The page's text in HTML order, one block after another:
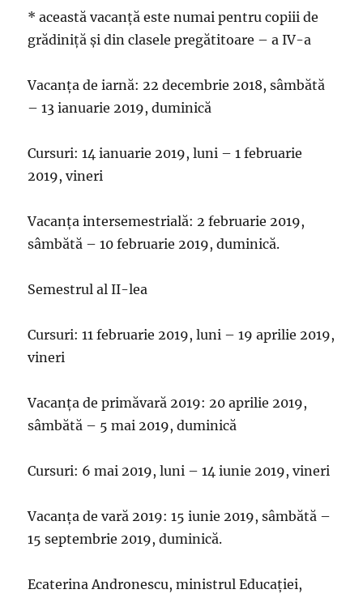
* această vacanță este numai pentru copiii de
grădiniță și din clasele pregătitoare – a IV-a
Vacanța de iarnă: 22 decembrie 2018, sâmbătă
– 13 ianuarie 2019, duminică
Cursuri: 14 ianuarie 2019, luni – 1 februarie
2019, vineri
Vacanța intersemestrială: 2 februarie 2019,
sâmbătă – 10 februarie 2019, duminică.
Semestrul al II-lea
Cursuri: 11 februarie 2019, luni – 19 aprilie 2019,
vineri
Vacanța de primăvară 2019: 20 aprilie 2019,
sâmbătă – 5 mai 2019, duminică
Cursuri: 6 mai 2019, luni – 14 iunie 2019, vineri
Vacanța de vară 2019: 15 iunie 2019, sâmbătă –
15 septembrie 2019, duminică.
Ecaterina Andronescu, ministrul Educației,